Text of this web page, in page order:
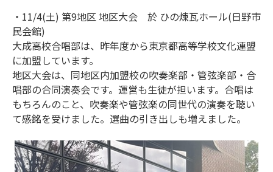
・11/4(土) 第9地区 地区大会 於 ひの煉瓦ホール(日野市
民会館)
大成高校合唱部は、昨年度から東京都高等学校文化連盟
に加盟しています。
地区大会は、同地区内加盟校の吹奏楽部・管弦楽部・合
唱部の合同演奏会です。運営も生徒が担います。合唱は
もちろんのこと、吹奏楽や管弦楽の同世代の演奏を聴い
て感銘を受けました。選曲の引き出しも増えました。